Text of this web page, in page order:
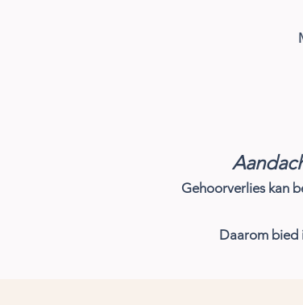
Gehoorverlies kan
Daarom bied